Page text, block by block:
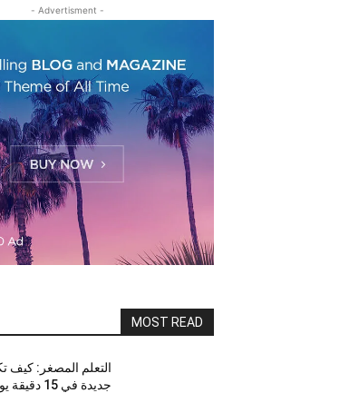
- Advertisment -
MOST READ
التعلم المصغر: كيف
جديدة في 15 دقيقة يوميًا؟